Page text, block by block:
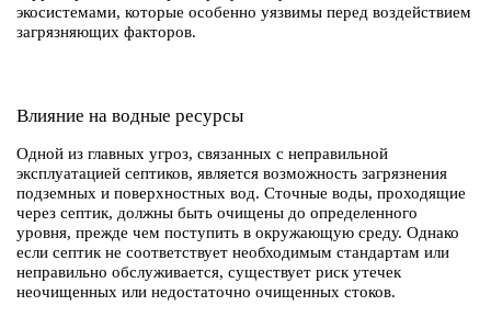
экосистемами, которые особенно уязвимы перед воздействием
загрязняющих факторов.
Влияние на водные ресурсы
Одной из главных угроз, связанных с неправильной
эксплуатацией септиков, является возможность загрязнения
подземных и поверхностных вод. Сточные воды, проходящие
через септик, должны быть очищены до определенного
уровня, прежде чем поступить в окружающую среду. Однако
если септик не соответствует необходимым стандартам или
неправильно обслуживается, существует риск утечек
неочищенных или недостаточно очищенных стоков.